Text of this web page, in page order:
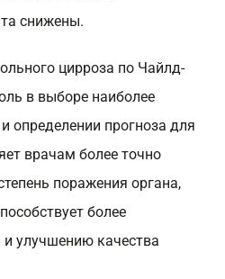
снижены.
цирроза по Чайлд-
в выборе наиболее
определении прогноза для
врачам более точно
поражения органа,
более
улучшению качества